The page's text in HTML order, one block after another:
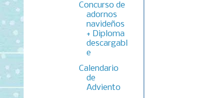
Concurso de
adornos
navideños
+ Diploma
descargabl
e
Calendario
de
Adviento